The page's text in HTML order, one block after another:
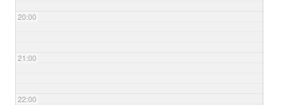
20:00
21:00
22:00